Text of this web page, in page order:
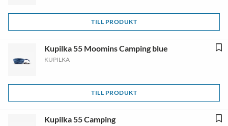
TILL PRODUKT
Kupilka 55 Moomins Camping blue
KUPILKA
TILL PRODUKT
Kupilka 55 Camping